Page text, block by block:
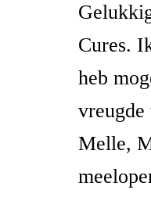
Cures.
heb
Melle,